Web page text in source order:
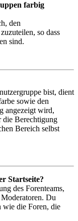
farbig
den
so dass
sind.
bist, dient
sowie den
angezeigt wird,
die Berechtigung
Bereich selbst
Startseite?
des Forenteams,
Du
wie die Foren, die